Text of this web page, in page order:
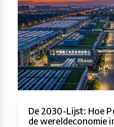
De 2030-Lijst: Hoe
de wereldeconomie